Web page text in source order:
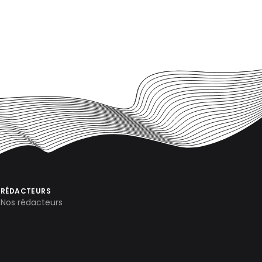
RÉDACTEURS
Nos rédacteurs